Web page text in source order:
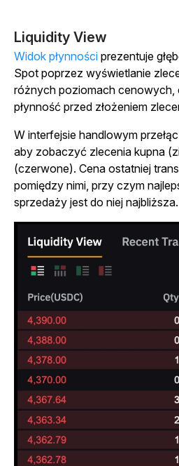
Liquidity View
Widok płynności prezentuje
Spot poprzez wyświetlanie
różnych poziomach cenowych,
płynność przed złożeniem
W interfejsie handlowym
aby zobaczyć zlecenia kupna
(czerwone). Cena ostatniej
pomiędzy nimi, przy czym
sprzedaży jest do niej najbliższa.